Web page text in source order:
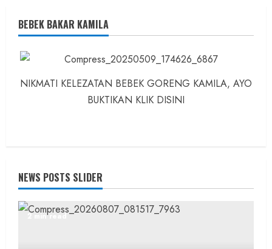
BEBEK BAKAR KAMILA
NIKMATI KELEZATAN BEBEK GORENG KAMILA, AYO
BUKTIKAN KLIK DISINI
NEWS POSTS SLIDER
2 min read